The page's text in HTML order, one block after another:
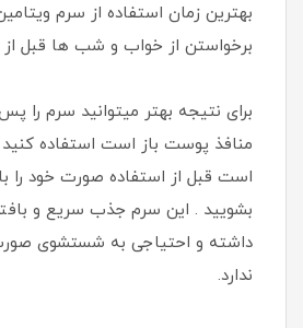
برخواستن از خواب و شب ها قبل
برای نتیجه بهتر میتوانید سرم را
منافذ پوست باز است استفاده
است قبل از استفاده صورت خود را
بشویید . این سرم جذب سریع و
داشته و احتیاجی به شستشوی
ندارد.